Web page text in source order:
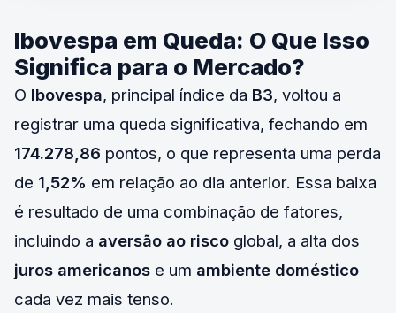
Ibovespa em Queda: O Que Isso
Significa para o Mercado?
O Ibovespa, principal índice da B3, voltou a
registrar uma queda significativa, fechando em
174.278,86 pontos, o que representa uma perda
de 1,52% em relação ao dia anterior. Essa baixa
é resultado de uma combinação de fatores,
incluindo a aversão ao risco global, a alta dos
juros americanos e um ambiente doméstico
cada vez mais tenso.